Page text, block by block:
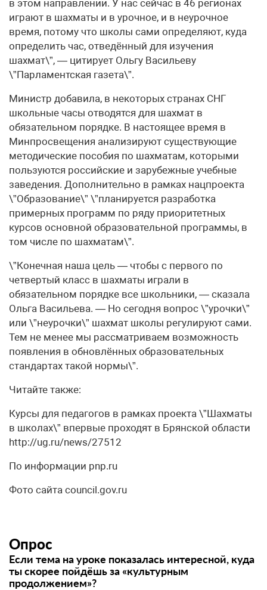
в этом направлении. У нас сейчас в 46 регионах
играют в шахматы и в урочное, и в неурочное
время, потому что школы сами определяют, куда
определить час, отведённый для изучения
шахмат\”, — цитирует Ольгу Васильеву
\”Парламентская газета\”.
Министр добавила, в некоторых странах СНГ
школьные часы отводятся для шахмат в
обязательном порядке. В настоящее время в
Минпросвещения анализируют существующие
методические пособия по шахматам, которыми
пользуются российские и зарубежные учебные
заведения. Дополнительно в рамках нацпроекта
\”Образование\” \”планируется разработка
примерных программ по ряду приоритетных
курсов основной образовательной программы, в
том числе по шахматам\”.
\”Конечная наша цель — чтобы с первого по
четвертый класс в шахматы играли в
обязательном порядке все школьники, — сказала
Ольга Васильева. — Но сегодня вопрос \”урочки\”
или \”неурочки\” шахмат школы регулируют сами.
Тем не менее мы рассматриваем возможность
появления в обновлённых образовательных
стандартах такой нормы\”.
Читайте также:
Курсы для педагогов в рамках проекта \”Шахматы
в школах\” впервые проходят в Брянской области
http://ug.ru/news/27512
По информации pnp.ru
Фото сайта council.gov.ru
Опрос
Если тема на уроке показалась интересной, куда
ты скорее пойдёшь за «культурным
продолжением»?